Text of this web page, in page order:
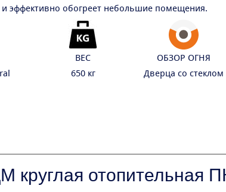
и эффективно обогреет небольшие помещения.
ВЕС
650 кг
ОБЗОР ОГНЯ
Дверца со стеклом
круглая отопительная